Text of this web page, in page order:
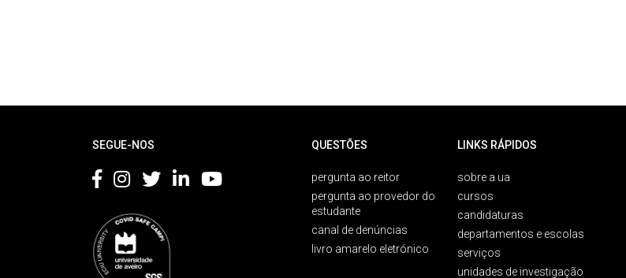
SEGUE-NOS QUESTÕES
pergunta ao reitor
pergunta ao provedor do
estudante
canal de denúncias
livro amarelo eletrónico
LINKS RÁPIDOS
sobre a ua
cursos
candidaturas
departamentos e escolas
serviços
unidades de investigação